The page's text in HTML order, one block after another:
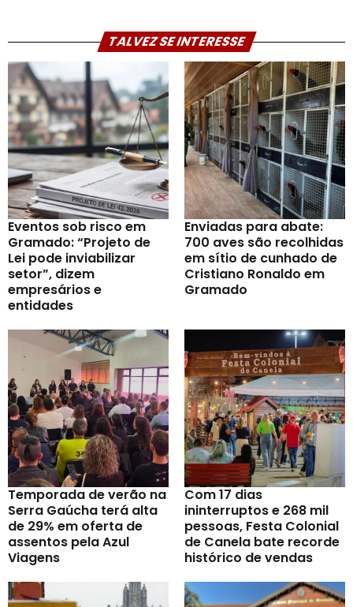
TALVEZ SE INTERESSE
Eventos sob risco em
Gramado: “Projeto de
Lei pode inviabilizar
setor”, dizem
empresários e
entidades
Enviadas para abate:
700 aves são recolhidas
em sítio de cunhado de
Cristiano Ronaldo em
Gramado
Temporada de verão na
Serra Gaúcha terá alta
de 29% em oferta de
assentos pela Azul
Viagens
Com 17 dias
ininterruptos e 268 mil
pessoas, Festa Colonial
de Canela bate recorde
histórico de vendas